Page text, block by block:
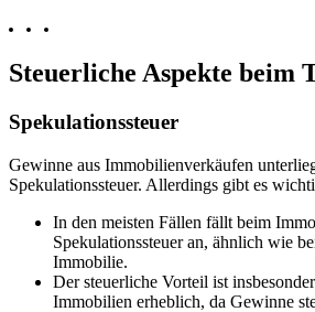
Steuerliche Aspekte beim
Spekulationssteuer
Gewinne aus Immobilienverkäufen
Spekulationssteuer. Allerdings gibt es
In den meisten Fällen fällt beim
Spekulationssteuer an, ähnlich wie
Immobilie.
Der steuerliche Vorteil ist
Immobilien erheblich, da Gewinne